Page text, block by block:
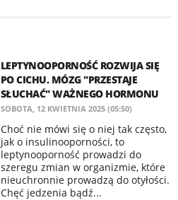
LEPTYNOOPORNOŚĆ ROZWIJA SIĘ
PO CICHU. MÓZG "PRZESTAJE
SŁUCHAĆ" WAŻNEGO HORMONU
SOBOTA, 12 KWIETNIA 2025 (05:50)
Choć nie mówi się o niej tak często,
jak o insulinooporności, to
leptynooporność prowadzi do
szeregu zmian w organizmie, które
nieuchronnie prowadzą do otyłości.
Chęć jedzenia bądź...